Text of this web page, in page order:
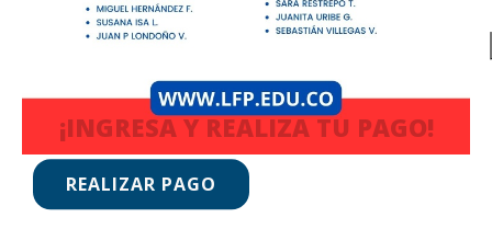
¡INGRESA Y REALIZA TU PAGO!
REALIZAR PAGO